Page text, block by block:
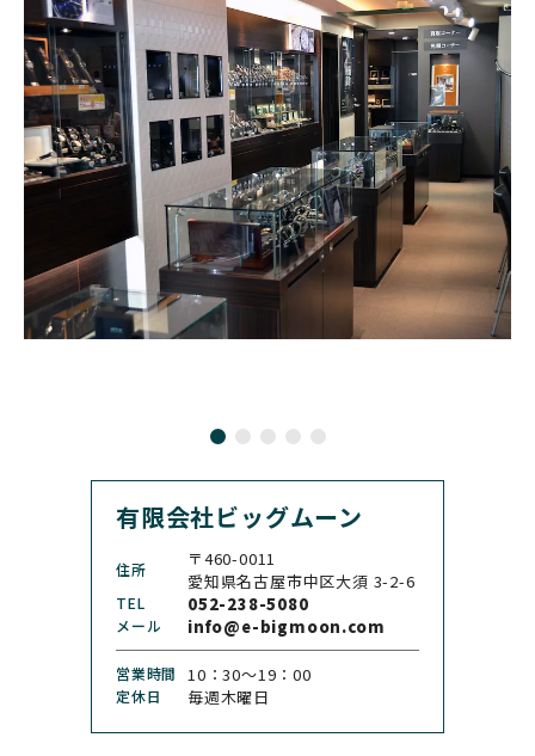
CHOPARD
ショパール
SEIKO
セイコー
GLASHUTTE ORIGINA
L
グラスヒュッテ・オリジ
ナル
CHRONOSWISS
クロノスイス
ALAIN SILBERSTEIN
アラン・シルベスタイン
CITIZEN
シチズン
BLANCPAIN
ブランパン
BOLDR Supply Compan
y
ボルダー・サプライ・カ
ンパニー
BOVET
ボヴェ
BREGUET
ブレゲ
BREITLING
ブライトリング
BRUNO SOHNLE Glash
utte
ブルーノ・ゾンレー・ グ
ラスヒュッテ
BULOVA
ブローバ
BVLGARI
ブルガリ
CHANEL
シャネル
CHOPARD
ショパール
CHRISTOPHER WARD
クリストファー・ウォー
CHRONO TOKYO
CHRONOSWISS
クロノスイス
CUERVOY SOBRINOS CVSTOS
有限会社ビッグムーン
住所
〒460-0011
愛知県名古屋市中区大須 3-2-6
TEL 052-238-5080
メール info@e-bigmoon.com
営業時間 10：30〜19：00
定休日 毎週木曜日